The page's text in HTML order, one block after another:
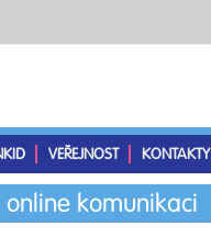
VEŘEJNOST KONTAKTY
komunikaci